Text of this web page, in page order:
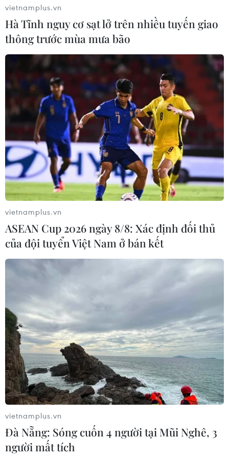
vietnamplus.vn
Hà Tĩnh nguy cơ sạt lở trên nhiều tuyến giao
thông trước mùa mưa bão
vietnamplus.vn
ASEAN Cup 2026 ngày 8/8: Xác định đối thủ
của đội tuyển Việt Nam ở bán kết
vietnamplus.vn
Đà Nẵng: Sóng cuốn 4 người tại Mũi Nghê, 3
người mất tích